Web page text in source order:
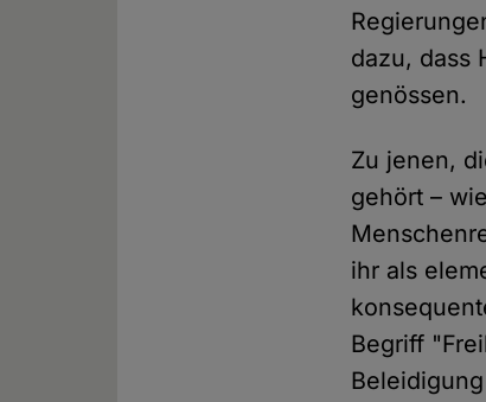
dazu, dass
genössen.
Zu jenen,
gehört –
ihr als
Begriff